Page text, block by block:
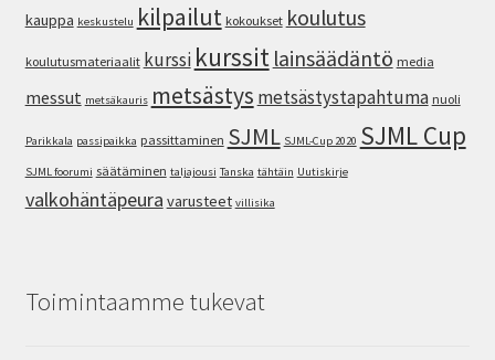
kauppa keskustelu kilpailut kokoukset koulutus
koulutusmateriaalit kurssi kurssit lainsäädäntö media
messut metsäkauris metsästys metsästystapahtuma nuoli
Parikkala passipaikka passittaminen SJML SJML-Cup 2020 SJML Cup
SJML foorumi säätäminen taljajousi Tanska tähtäin Uutiskirje
valkohäntäpeura varusteet villisika
Toimintaamme tukevat